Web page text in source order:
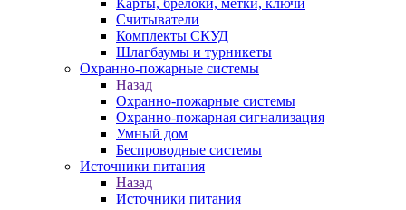
Карты, брелоки, метки, ключи
Считыватели
Комплекты СКУД
Шлагбаумы и турникеты
Охранно-пожарные системы
Назад
Охранно-пожарные системы
Охранно-пожарная сигнализация
Умный дом
Беспроводные системы
Источники питания
Назад
Источники питания